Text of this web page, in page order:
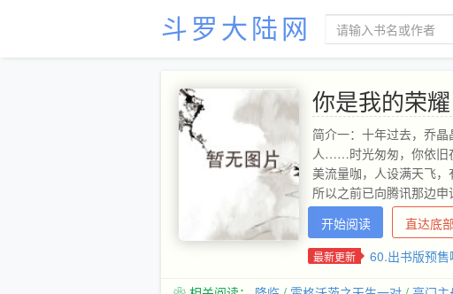
斗罗大陆网
你是我的荣耀
简介一：十年过去，乔
人……时光匆匆，你依旧
美流量咖，人设满天飞
所以之前已向腾讯那边
啦。
开始阅读 直达底部
最新更新 60.出书版预售